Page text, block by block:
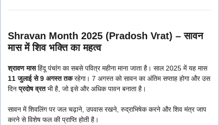
Shravan Month 2025 (Pradosh Vrat) – सावन
मास में शिव भक्ति का महत्व
श्रावण मासहिंदू पंचांग का सबसे पवित्र महीना माना जाता है। साल 2025 में यह मास
11 जुलाई से 9 अगस्त तकरहेगा। 7 अगस्त को सावन का अंतिम सप्ताह होगा और उस
दिनप्रदोष व्रतभी है, जो इसे और अधिक पावन बनाता है।
सावन में शिवलिंग पर जल चढ़ाने, उपवास रखने, रुद्राभिषेक करने और शिव मंत्र जाप
करने से विशेष फल की प्राप्ति होती है।